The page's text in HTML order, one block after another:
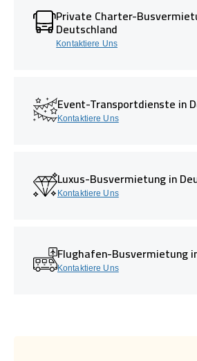
Private Charter-
Deutschland
Kontaktiere Uns
Event-Transportdienste in
Kontaktiere Uns
Luxus-Busvermietung in
Kontaktiere Uns
Flughafen-Busvermietung
Kontaktiere Uns